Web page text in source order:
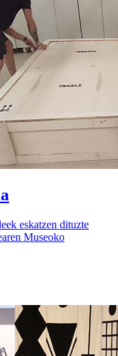
eskatzen dituzte
Museoko